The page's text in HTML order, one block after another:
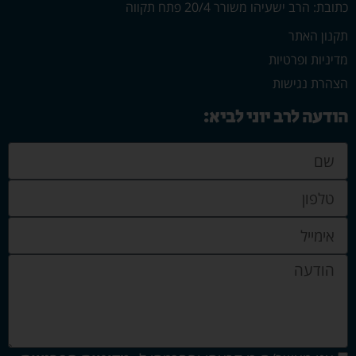
כתובת: הרב ישעיהו משורר 20/4 פתח תקווה
תקנון האתר
מדיניות ופרטיות
הצהרת נגישות
הודעה לרב יוני לביא: